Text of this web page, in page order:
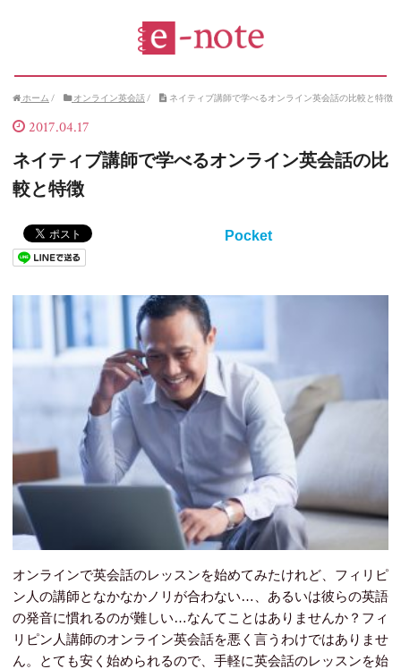
ホーム / オンライン英会話/ ネイティブ講師で学べるオンライン英会話の比較と特徴
2017.04.17
ネイティブ講師で学べるオンライン英会話の比
較と特徴
Pocket
オンラインで英会話のレッスンを始めてみたけれど、フィリピ
ン人の講師となかなかノリが合わない…、あるいは彼らの英語
の発音に慣れるのが難しい…なんてことはありませんか？フィ
リピン人講師のオンライン英会話を悪く言うわけではありませ
ん。とても安く始められるので、手軽に英会話のレッスンを始